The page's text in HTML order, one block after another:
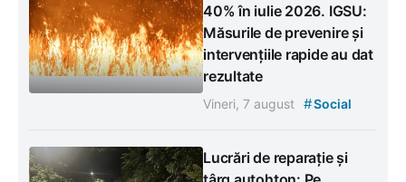
40% în iulie 2026. IGSU:
Măsurile de prevenire și
intervențiile rapide au dat
rezultate
Vineri, 7 august #Social
Lucrări de reparație și